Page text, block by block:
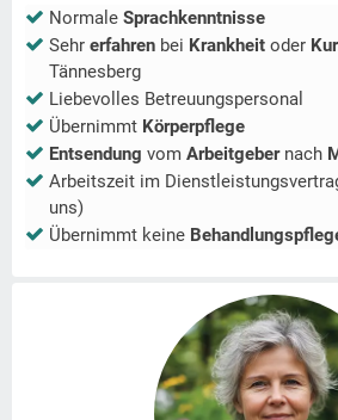
Normale Sprachkenntnisse
Sehr erfahren bei Krankheit oder
Tännesberg
Liebevolles Betreuungspersonal
Übernimmt Körperpflege
Entsendung vom Arbeitgeber nach
Arbeitszeit im
uns)
Übernimmt keine